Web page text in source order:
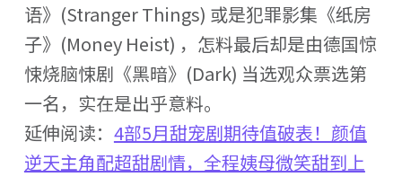
语》(Stranger Things) 或是犯罪影集《纸房
子》(Money Heist) ，怎料最后却是由德国惊
悚烧脑悚剧《黑暗》(Dark) 当选观众票选第
一名，实在是出乎意料。
延伸阅读： 4部5月甜宠剧期待值破表！颜值
逆天主角配超甜剧情，全程姨母微笑甜到上